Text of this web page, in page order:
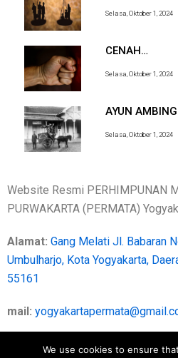
Selasa, Oktober 1, 2024
CENAH…
Selasa, Oktober 1, 2024
AYUN
Selasa, Oktober 1, 2024
Website Resmi PERHIMPUNAN
PURWAKARTA (PERMATA)
Alamat: Gang Melati Jl. Babaran
Umbulharjo, Kota Yogyakarta,
55161
mail:
We use cookies to ensure